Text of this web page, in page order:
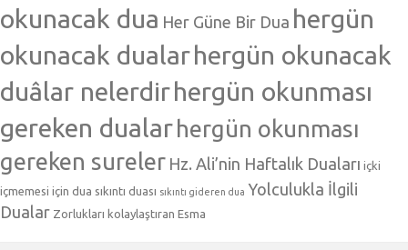
okunacak dua Her Güne Bir Dua hergün
okunacak dualarhergün okunacak
duâlar nelerdirhergün okunması
gereken dualar hergün okunması
gereken sureler Hz. Ali’nin Haftalık Duaları içki
içmemesi için dua sıkıntı duası sıkıntı gideren dua Yolculukla İlgili
Dualar Zorlukları kolaylaştıran Esma